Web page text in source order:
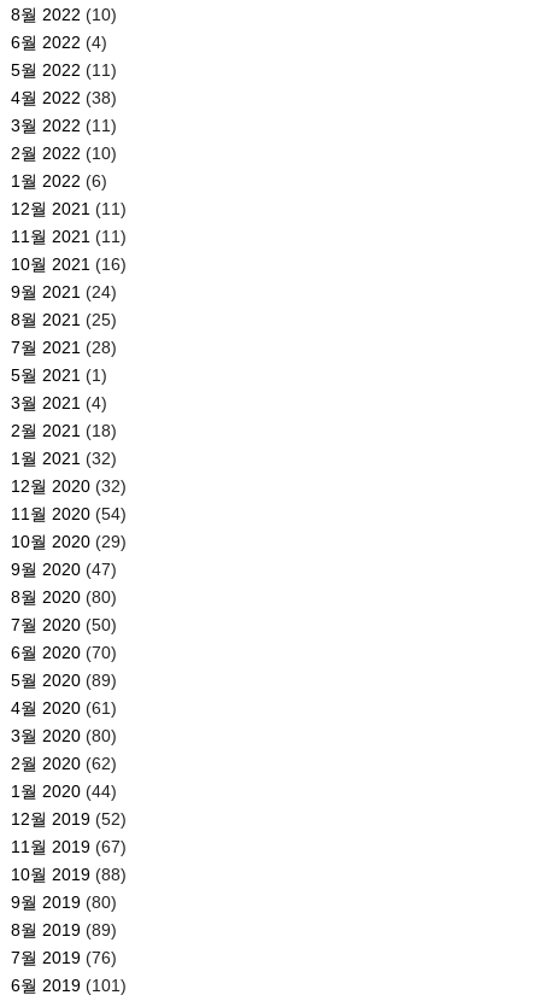
8월 2022 (10)
6월 2022 (4)
5월 2022 (11)
4월 2022 (38)
3월 2022 (11)
2월 2022 (10)
1월 2022 (6)
12월 2021 (11)
11월 2021 (11)
10월 2021 (16)
9월 2021 (24)
8월 2021 (25)
7월 2021 (28)
5월 2021 (1)
3월 2021 (4)
2월 2021 (18)
1월 2021 (32)
12월 2020(32)
11월 2020(54)
10월 2020(29)
9월 2020(47)
8월 2020(80)
7월 2020(50)
6월 2020(70)
5월 2020(89)
4월 2020(61)
3월 2020(80)
2월 2020(62)
1월 2020(44)
12월 2019(52)
11월 2019(67)
10월 2019(88)
9월 2019(80)
8월 2019(89)
7월 2019(76)
6월 2019(101)